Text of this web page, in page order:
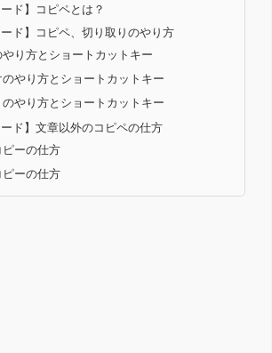
ード】コピペとは？
ード】コピペ、切り取りのやり方
やり方とショートカットキー
のやり方とショートカットキー
やり方とショートカットキー
ード】文章以外のコピペの仕方
ーの仕方
ーの仕方